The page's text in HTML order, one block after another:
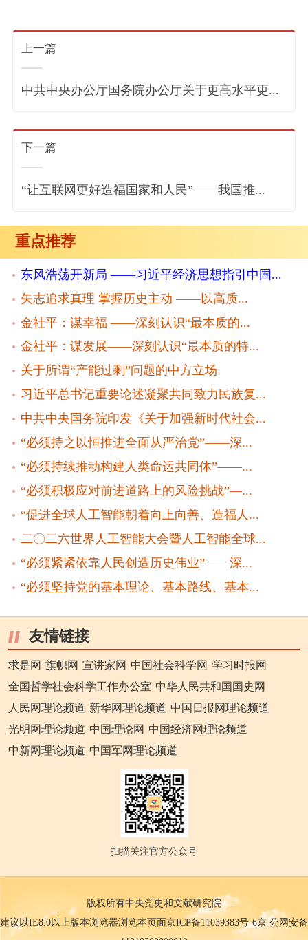
上一篇
中共中央办公厅国务院办公厅关于更高水平更...
下一篇
“让互联网更好造福国家和人民”——我国推...
重点推荐
东风浩荡开新局 ——习近平经济思想指引中国...
矢志追求真理 掌握历史主动 ——以高质...
金社平：谋幸福 ——深刻认识“最本质的...
金社平：谋发展——深刻认识“最本质的特...
关于所谓“产能过剩”问题的中方立场
习近平总书记重要论述凝聚共同致力民族复...
中共中央国务院印发《关于加强新时代社会...
“必须持之以恒推进全面从严治党”——深...
“必须持续推动构建人类命运共同体”——...
“必须积极应对前进道路上的风险挑战”—...
“促进全球人工智能朝着向上向善、造福人...
二〇二六世界人工智能大会暨人工智能全球...
“必须紧紧依靠人民创造历史伟业”——深...
“必须坚持党的基本理论、基本路线、基本...
友情链接
求是网 旗帜网 宣讲家网 中国社会科学网 学习时报网
全国哲学社会科学工作办公室 中华人民共和国国史网
人民网理论频道 新华网理论频道 中国日报网理论频道
光明网理论频道 中国理论网 中国经济网理论频道
中新网理论频道 中国军网理论频道
扫描关注官方公众号
版权所有中央党史和文献研究院
建议以IE8.0以上版本浏览器浏览本页面京ICP备11039383号-6京 公网安备